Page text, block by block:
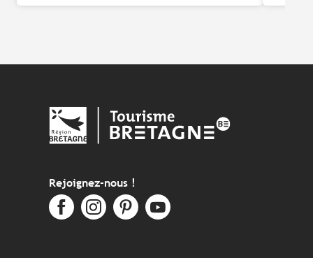
Rejoignez-nous !